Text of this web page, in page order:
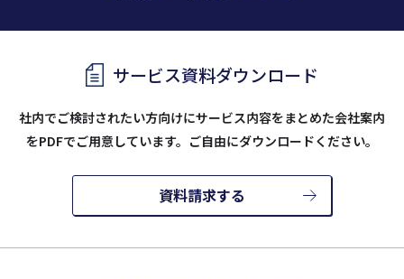
サービス資料ダウンロード
社内でご検討されたい方向けにサービス内容をまとめた会社案内
をPDFでご用意しています。ご自由にダウンロードください。
資料請求する